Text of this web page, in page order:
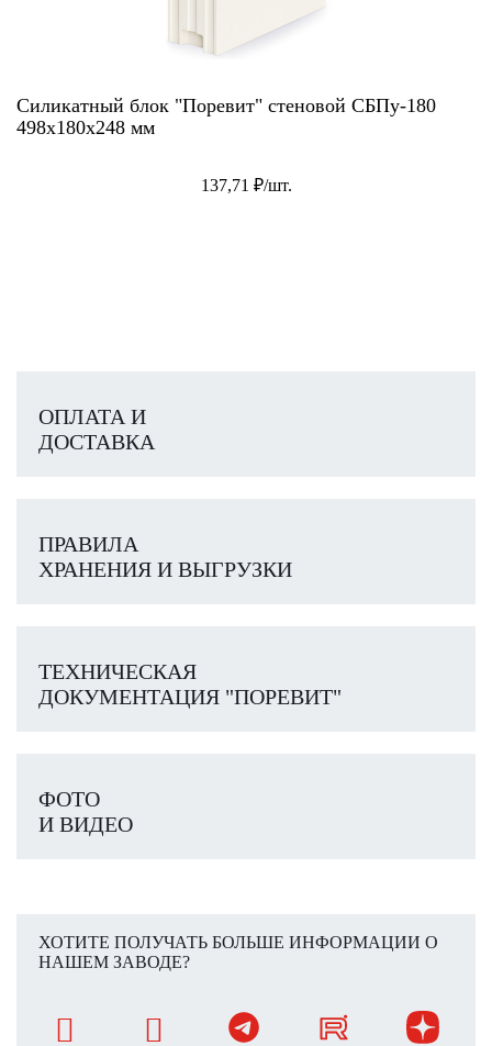
Силикатный блок "Поревит" стеновой СБПу-180
498х180х248 мм
137,71 ₽/шт.
ОПЛАТА И
ДОСТАВКА
ПРАВИЛА
ХРАНЕНИЯ И ВЫГРУЗКИ
ТЕХНИЧЕСКАЯ
ДОКУМЕНТАЦИЯ "ПОРЕВИТ"
ФОТО
И ВИДЕО
ХОТИТЕ ПОЛУЧАТЬ БОЛЬШЕ ИНФОРМАЦИИ О
НАШЕМ ЗАВОДЕ?